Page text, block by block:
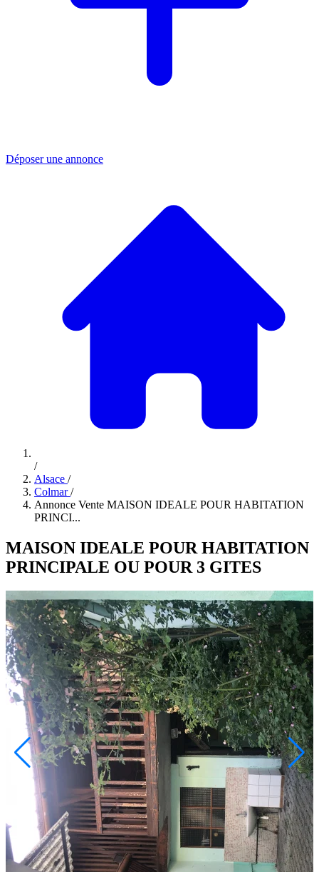
Déposer une annonce
/
Alsace /
Colmar /
Annonce Vente MAISON IDEALE POUR HABITATION
PRINCI...
MAISON IDEALE POUR HABITATION
PRINCIPALE OU POUR 3 GITES